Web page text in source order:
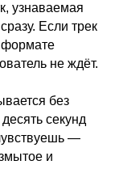
узнаваемая
Если трек
формате
не ждёт.
без
секунд
—
и